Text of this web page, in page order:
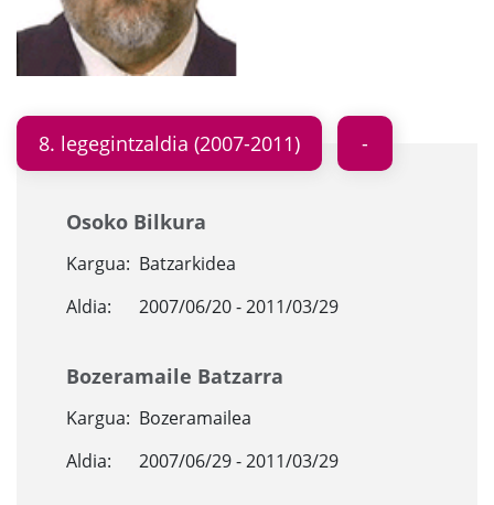
8. legegintzaldia (2007-2011)
Osoko Bilkura
Kargua: Batzarkidea
Aldia:
2007/06/20 - 2011/03/29
Bozeramaile Batzarra
Kargua: Bozeramailea
Aldia:
2007/06/29 - 2011/03/29